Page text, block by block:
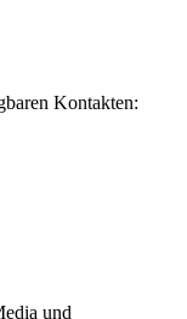
Kontakten:
und